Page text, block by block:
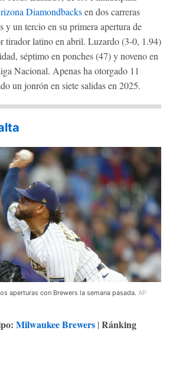
Diamondbacksen dos carreras
y un tercio en su primera apertura de
tirador latino en abril. Luzardo (3-0, 1.94)
séptimo en ponches (47) y noveno en
Nacional. Apenas ha otorgado 11
un jonrón en siete salidas en 2025.
aperturas con Brewers la semana pasada. AP
Milwaukee Brewers | Ránking